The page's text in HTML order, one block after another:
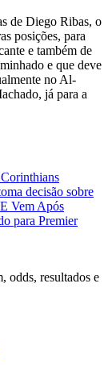
de Diego Ribas, o
posições, para
e também de
e que deve
no Al-
já para a
decisão sobre
Vem Após
para Premier
odds, resultados e